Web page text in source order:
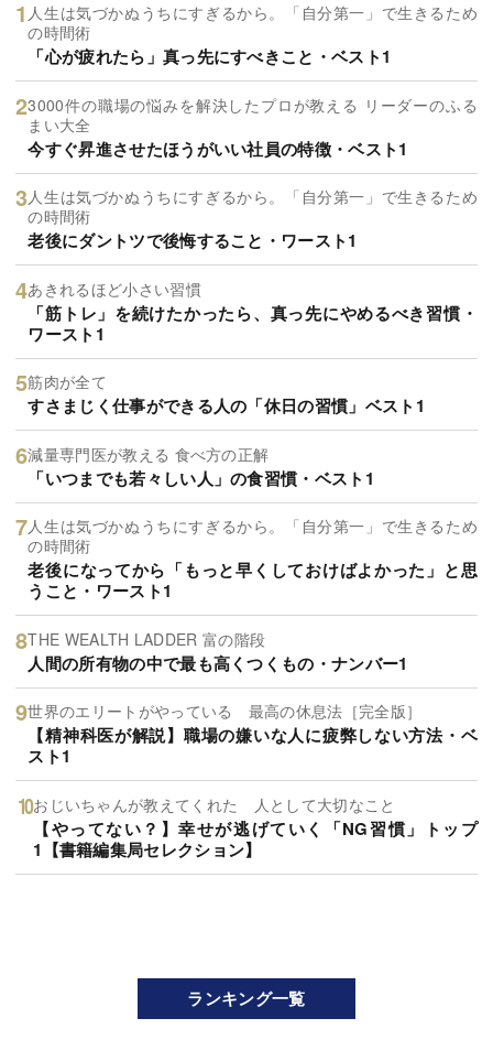
人生は気づかぬうちにすぎるから。「自分第一」で生きるため
の時間術
「心が疲れたら」真っ先にすべきこと・ベスト1
3000件の職場の悩みを解決したプロが教える リーダーのふる
まい大全
今すぐ昇進させたほうがいい社員の特徴・ベスト1
人生は気づかぬうちにすぎるから。「自分第一」で生きるため
の時間術
老後にダントツで後悔すること・ワースト1
あきれるほど小さい習慣
「筋トレ」を続けたかったら、真っ先にやめるべき習慣・
ワースト1
筋肉が全て
すさまじく仕事ができる人の「休日の習慣」ベスト1
減量専門医が教える 食べ方の正解
「いつまでも若々しい人」の食習慣・ベスト1
人生は気づかぬうちにすぎるから。「自分第一」で生きるため
の時間術
老後になってから「もっと早くしておけばよかった」と思
うこと・ワースト1
THE WEALTH LADDER 富の階段
人間の所有物の中で最も高くつくもの・ナンバー1
世界のエリートがやっている 最高の休息法［完全版］
【精神科医が解説】職場の嫌いな人に疲弊しない方法・ベ
スト1
おじいちゃんが教えてくれた 人として大切なこと
【やってない？】幸せが逃げていく「NG習慣」トップ
1【書籍編集局セレクション】
ランキング一覧